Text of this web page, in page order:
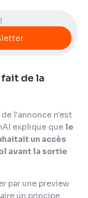
de la
l'annonce n'est
explique que le
un accès
avant la sortie
par une preview
un principe